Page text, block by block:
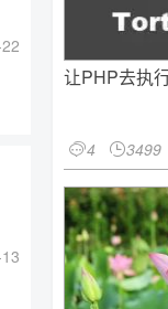
让PHP去执
4 3499